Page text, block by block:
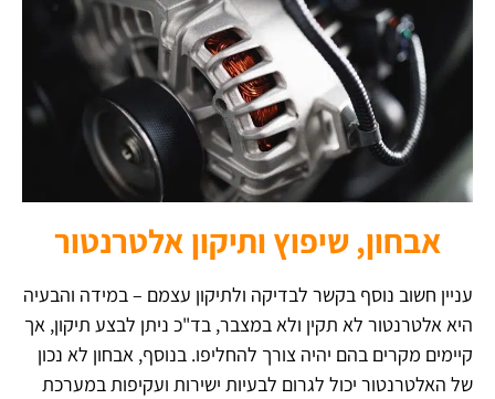
אבחון, שיפוץ ותיקון אלטרנטור
עניין חשוב נוסף בקשר לבדיקה ולתיקון עצמם – במידה והבעיה
היא אלטרנטור לא תקין ולא במצבר, בד"כ ניתן לבצע תיקון, אך
קיימים מקרים בהם יהיה צורך להחליפו. בנוסף, אבחון לא נכון
של האלטרנטור יכול לגרום לבעיות ישירות ועקיפות במערכת